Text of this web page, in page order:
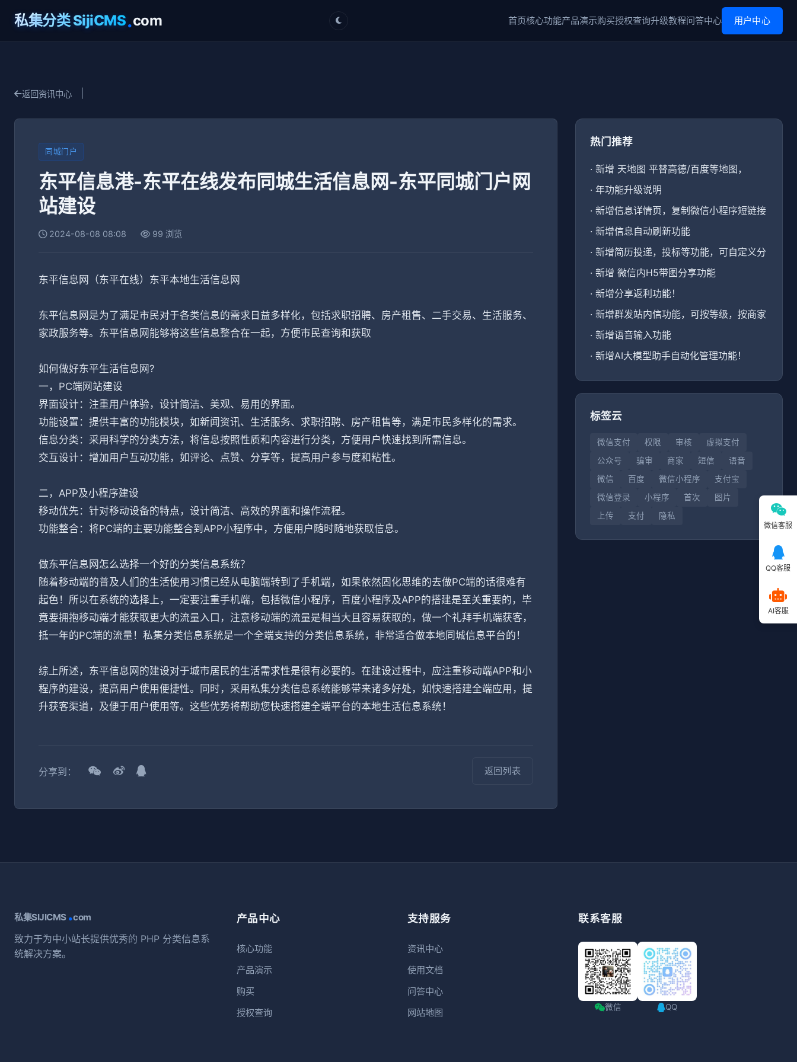
私集分类 SijiCMS.com 首页核心功能产品演示购买授权查询升级教程问答中心 用户中心
返回资讯中心
同城门户
东平信息港-东平在线发布同城生活信息网-东平同城门户网
站建设
2024-08-08 08:08 99 浏览
东平信息网（东平在线）东平本地生活信息网
东平信息网是为了满足市民对于各类信息的需求日益多样化，包括求职招聘、房产租售、二手交易、生活服务、
家政服务等。东平信息网能够将这些信息整合在一起，方便市民查询和获取
如何做好东平生活信息网?
一，PC端网站建设
界面设计：注重用户体验，设计简洁、美观、易用的界面。
功能设置：提供丰富的功能模块，如新闻资讯、生活服务、求职招聘、房产租售等，满足市民多样化的需求。
信息分类：采用科学的分类方法，将信息按照性质和内容进行分类，方便用户快速找到所需信息。
交互设计：增加用户互动功能，如评论、点赞、分享等，提高用户参与度和粘性。
二，APP及小程序建设
移动优先：针对移动设备的特点，设计简洁、高效的界面和操作流程。
功能整合：将PC端的主要功能整合到APP小程序中，方便用户随时随地获取信息。
做东平信息网怎么选择一个好的分类信息系统？
随着移动端的普及人们的生活使用习惯已经从电脑端转到了手机端，如果依然固化思维的去做PC端的话很难有
起色！所以在系统的选择上，一定要注重手机端，包括微信小程序，百度小程序及APP的搭建是至关重要的，毕
竟要拥抱移动端才能获取更大的流量入口，注意移动端的流量是相当大且容易获取的，做一个礼拜手机端获客，
抵一年的PC端的流量！私集分类信息系统是一个全端支持的分类信息系统，非常适合做本地同城信息平台的！
综上所述，东平信息网的建设对于城市居民的生活需求性是很有必要的。在建设过程中，应注重移动端APP和小
程序的建设，提高用户使用便捷性。同时，采用私集分类信息系统能够带来诸多好处，如快速搭建全端应用，提
升获客渠道，及便于用户使用等。这些优势将帮助您快速搭建全端平台的本地生活信息系统！
分享到： 返回列表
热门推荐
· 新增 天地图 平替高德/百度等地图，
· 年功能升级说明
· 新增信息详情页，复制微信小程序短链接
· 新增信息自动刷新功能
· 新增简历投递，投标等功能，可自定义分
· 新增 微信内H5带图分享功能
· 新增分享返利功能！
· 新增群发站内信功能，可按等级，按商家
· 新增语音输入功能
· 新增AI大模型助手自动化管理功能！
标签云
微信支付 权限 审核
虚拟支付
公众号
骗审 商家 短信
语音
微信
百度 微信小程序
支付宝
微信登录
小程序 首次
图片
上传
支付 隐私
私集SIJICMS .com
致力于为中小站长提供优秀的 PHP 分类信息系
统解决方案。
产品中心
核心功能
产品演示
购买
授权查询
支持服务
资讯中心
使用文档
问答中心
网站地图
联系客服
微信 QQ
微信客服
QQ客服
AI客服